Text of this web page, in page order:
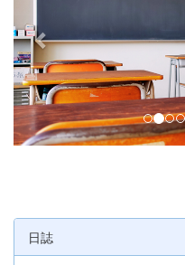
i
o
u
s
日誌